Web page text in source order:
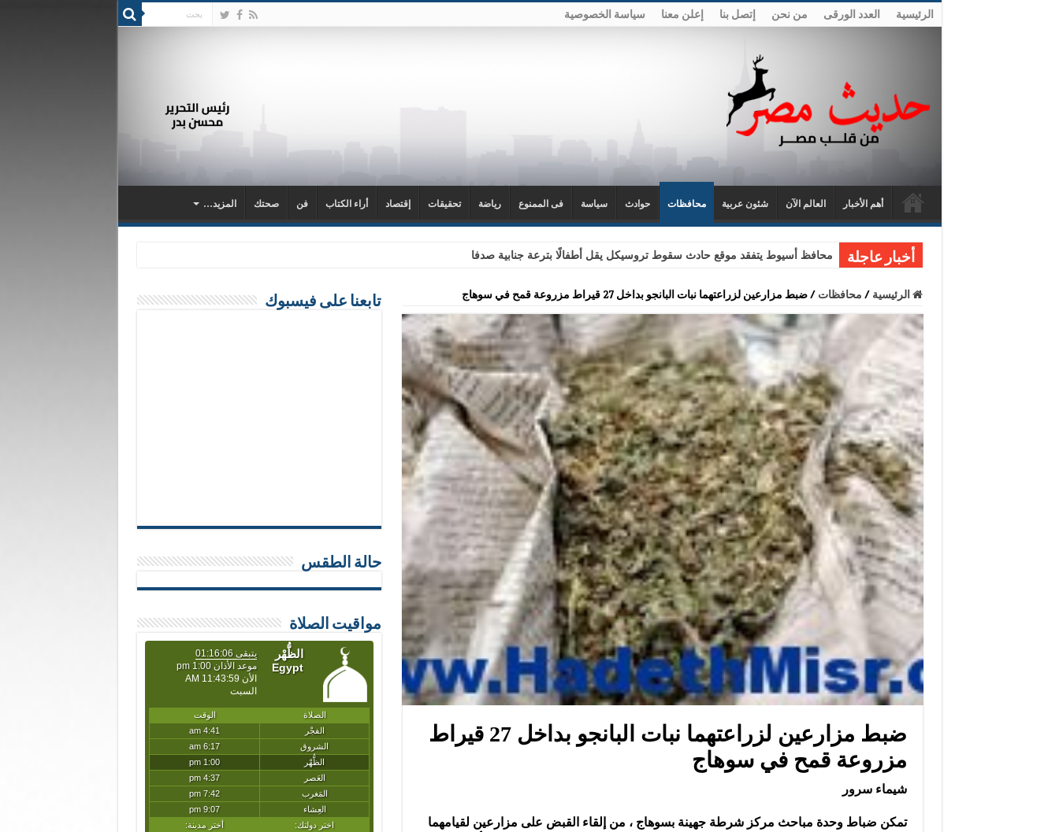
الرئيسية العدد الورقى من نحن إتصل بنا إعلن معنا سياسة الخصوصية
أهم الأخبار العالم الآن شئون عربية محافظات حوادث سياسة فى الممنوع رياضة تحقيقات إقتصاد أراء الكتاب فن صحتك المزيد…
أخبار عاجلة محافظ أسيوط يتفقد موقع حادث سقوط تروسيكل يقل أطفالًا بترعة جنابية صدفا
الرئيسية / محافظات /ضبط مزارعين لزراعتهما نبات البانجو بداخل 27 قيراط مزروعة قمح في سوهاج
ضبط مزارعين لزراعتهما نبات البانجو بداخل 27 قيراط
مزروعة قمح في سوهاج
شيماء سرور
تمكن ضباط وحدة مباحث مركز شرطة جهينة بسوهاج ، من إلقاء القبض على مزارعين لقيامهما
تابعنا على فيسبوك
حالة الطقس
مواقيت الصلاة